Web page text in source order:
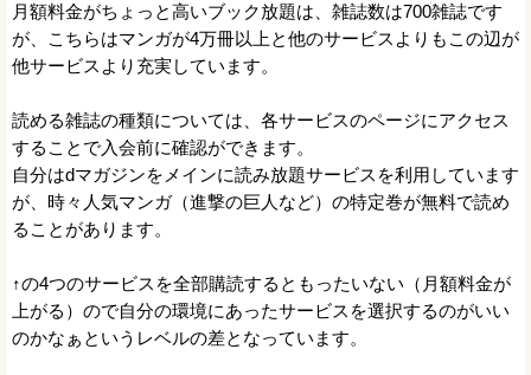
月額料金がちょっと高いブック放題は、雑誌数は700雑誌です
が、こちらはマンガが4万冊以上と他のサービスよりもこの辺が
他サービスより充実しています。
読める雑誌の種類については、各サービスのページにアクセス
することで入会前に確認ができます。
自分はdマガジンをメインに読み放題サービスを利用しています
が、時々人気マンガ（進撃の巨人など）の特定巻が無料で読め
ることがあります。
↑の4つのサービスを全部購読するともったいない（月額料金が
上がる）ので自分の環境にあったサービスを選択するのがいい
のかなぁというレベルの差となっています。